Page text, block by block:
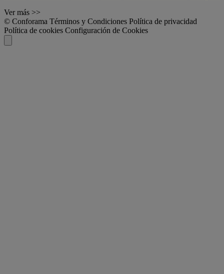
Ver más >>
© Conforama Términos y Condiciones Política de privacidad
Política de cookies Configuración de Cookies